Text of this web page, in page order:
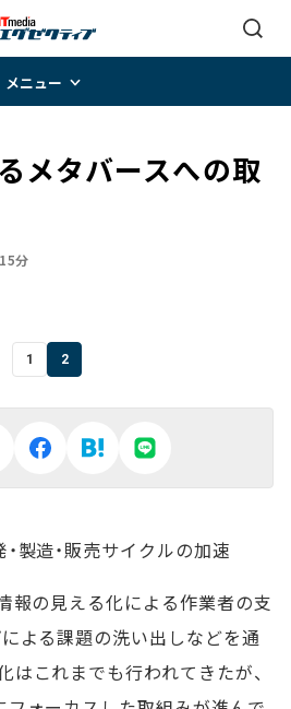
メニュー
メタバースへの取
分
1 2
製造・販売サイクルの加速
報の見える化による作業者の支
よる課題の洗い出しなどを通
はこれまでも行われてきたが、